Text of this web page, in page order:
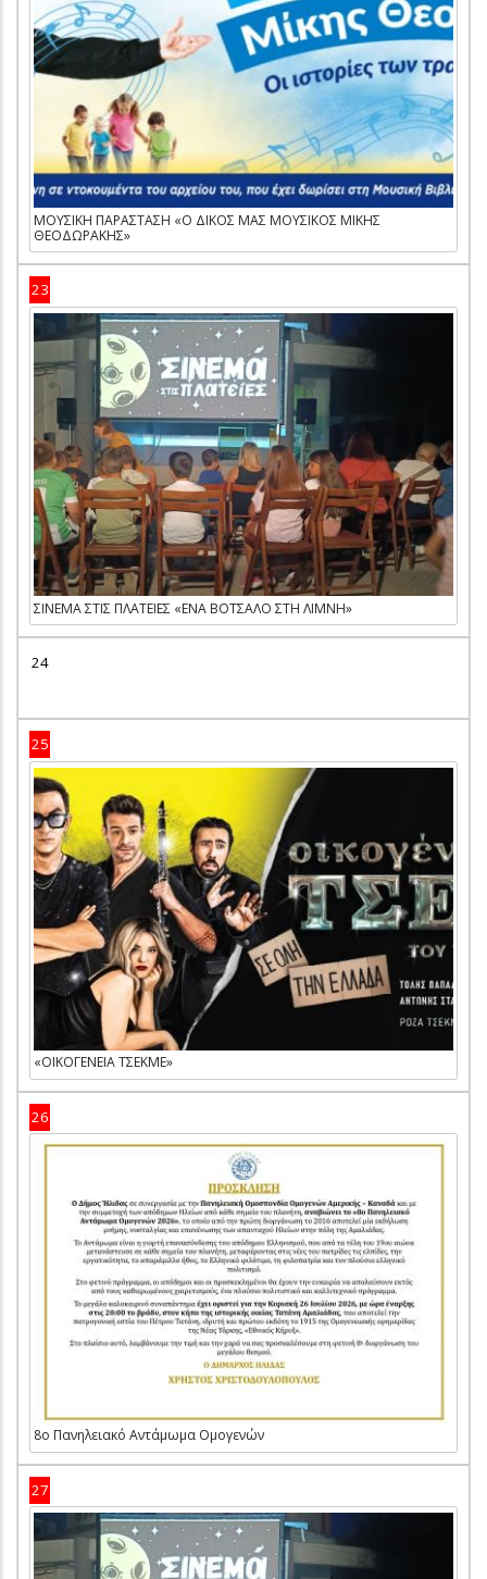
ΜΟΥΣΙΚΗ ΠΑΡΑΣΤΑΣΗ «Ο ΔΙΚΟΣ ΜΑΣ ΜΟΥΣΙΚΟΣ ΜΙΚΗΣ
ΘΕΟΔΩΡΑΚΗΣ»
23
ΣΙΝΕΜΑ ΣΤΙΣ ΠΛΑΤΕΙΕΣ «ΕΝΑ ΒΟΤΣΑΛΟ ΣΤΗ ΛΙΜΝΗ»
24
25
«ΟΙΚΟΓΕΝΕΙΑ ΤΣΕΚΜΕ»
26
8ο Πανηλειακό Αντάμωμα Ομογενών
27